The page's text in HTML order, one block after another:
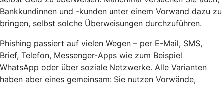
Bankkundinnen und -kunden unter einem Vorwand dazu zu
bringen, selbst solche Überweisungen durchzuführen.
Phishing passiert auf vielen Wegen – per E-Mail, SMS,
Brief, Telefon, Messenger-Apps wie zum Beispiel
WhatsApp oder über soziale Netzwerke. Alle Varianten
haben aber eines gemeinsam: Sie nutzen Vorwände,